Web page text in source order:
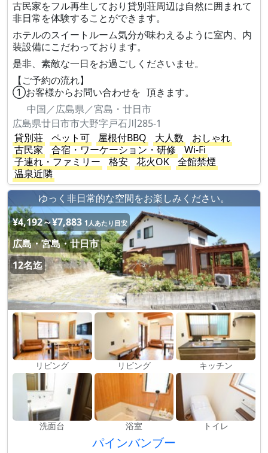
古民家をフル再生しており貸別荘周辺は自然に囲まれて
非日常を体験することができます。
ホテルのスイートルーム気分が味わえるように室内、内
装設備にこだわっております。
是非、素敵な一日をお過ごしくださいませ。
【ご予約の流れ】
①お客様からお問い合わせを 頂きます。
中国／広島県／宮島・廿日市
広島県廿日市市大野字戸石川285-1
貸別荘
ペット可 屋根付BBQ 大人数
おしゃれ
古民家
合宿・ワーケーション・研修
Wi-Fi
子連れ・ファミリー
格安 花火OK
全館禁煙
温泉近隣
ゆっく非日常的な空間をお楽しみください。
¥4,192～¥7,883 1人あたり目安
広島・宮島・廿日市
12名迄
リビング リビング キッチン
洗面台 浴室 トイレ
パインバンブー